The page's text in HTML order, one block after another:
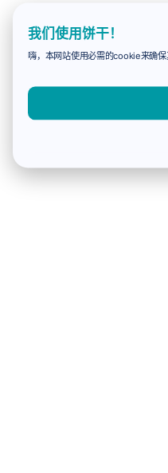
我们使用饼干！
嗨，本网站使用必需的cookie来确